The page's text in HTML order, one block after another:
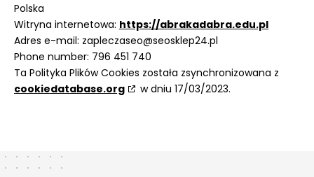
Polska
Witryna internetowa: https://abrakadabra.edu.pl
Adres e-mail: zapleczaseo@seosklep24.pl
Phone number: 796 451 740
Ta Polityka Plików Cookies została zsynchronizowana z
cookiedatabase.org
w dniu 17/03/2023.